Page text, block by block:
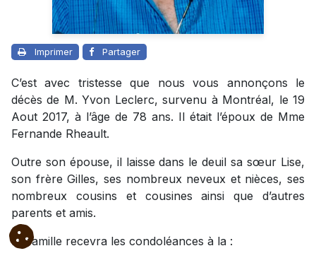
Imprimer Partager
C’est avec tristesse que nous vous annonçons le
décès de M. Yvon Leclerc, survenu à Montréal, le 19
Aout 2017, à l’âge de 78 ans. Il était l’époux de Mme
Fernande Rheault.
Outre son épouse, il laisse dans le deuil sa sœur Lise,
son frère Gilles, ses nombreux neveux et nièces, ses
nombreux cousins et cousines ainsi que d’autres
parents et amis.
La famille recevra les condoléances à la :